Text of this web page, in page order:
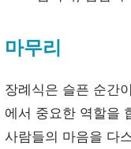
마무리
장례식은 슬픈 순간
에서 중요한 역할을
사람들의 마음을 다